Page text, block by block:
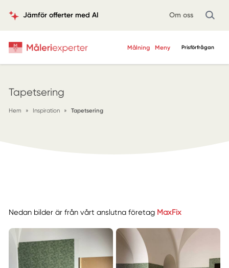
Jämför offerter med AI Om oss
Målning Meny Prisförfrågan
Tapetsering
Hem » Inspiration » Tapetsering
Nedan bilder är från vårt anslutna företag MaxFix